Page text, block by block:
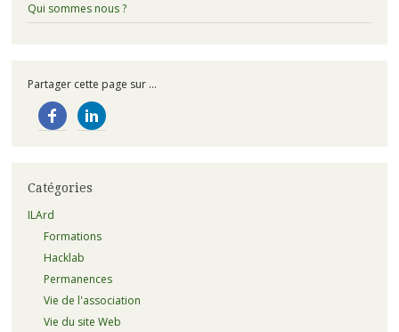
Qui sommes nous ?
Partager cette page sur ...
Catégories
ILArd
Formations
Hacklab
Permanences
Vie de l'association
Vie du site Web